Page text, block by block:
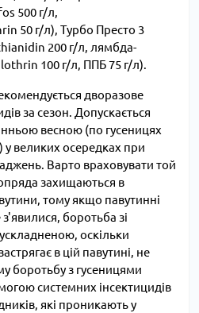
500 г/л,
50 г/л), Турбо Престо 3
200 г/л, лямбда-
100 г/л, ППБ 75 г/л).
дворазове
за сезон. Допускається
весною (по гусеницях
великих осередках при
Варто враховувати той
захищаються в
тому якщо павутинні
боротьба зі
оскільки
в цій павутині, не
боротьбу з гусеницями
системних інсектицидів
які проникають у